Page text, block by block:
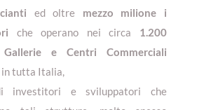
ed oltre mezzo milione i
che operano nei circa 1.200
Gallerie e Centri Commerciali
in tutta Italia,
investitori e sviluppatori che